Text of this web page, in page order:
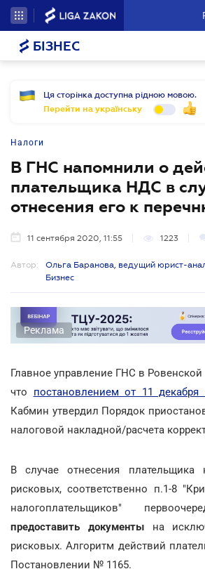
БІЗНЕС
Ця сторінка доступна рідною мовою.
Перейти на українську
Налоги
В ГНС напомнили о
плательщика НДС в
отнесения его к
11 сентября 2020, 11:55 1223
Автор:
Ольга Баранова, ведущий юрист-
Бизнес
Реклама
Главное управление ГНС в Ровенской
что постановлением от 11
Кабмин утвердил Порядок
налоговой накладной/расчета
В случае отнесения плательщика
рисковых, соответственно п.1-8
налогоплательщиков"
предоставить документына
рисковых. Алгоритм действий
Постановлении № 1165.